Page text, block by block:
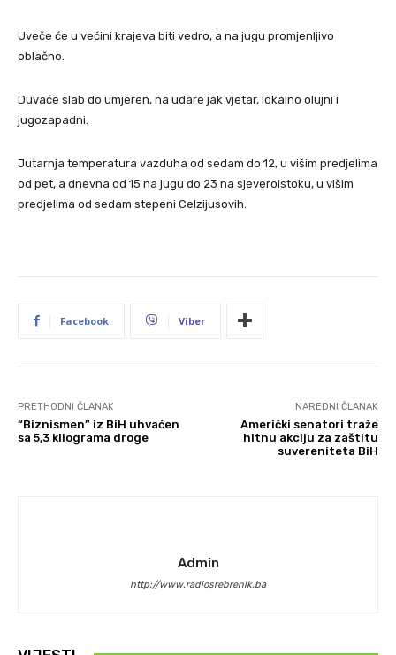
Uveče će u većini krajeva biti vedro, a na jugu promjenljivo
oblačno.
Duvaće slab do umjeren, na udare jak vjetar, lokalno olujni i
jugozapadni.
Jutarnja temperatura vazduha od sedam do 12, u višim predjelima
od pet, a dnevna od 15 na jugu do 23 na sjeveroistoku, u višim
predjelima od sedam stepeni Celzijusovih.
Facebook Viber
PRETHODNI ČLANAK
“Biznismen” iz BiH uhvaćen
sa 5,3 kilograma droge
NAREDNI ČLANAK
Američki senatori traže
hitnu akciju za zaštitu
suvereniteta BiH
Admin
http://www.radiosrebrenik.ba